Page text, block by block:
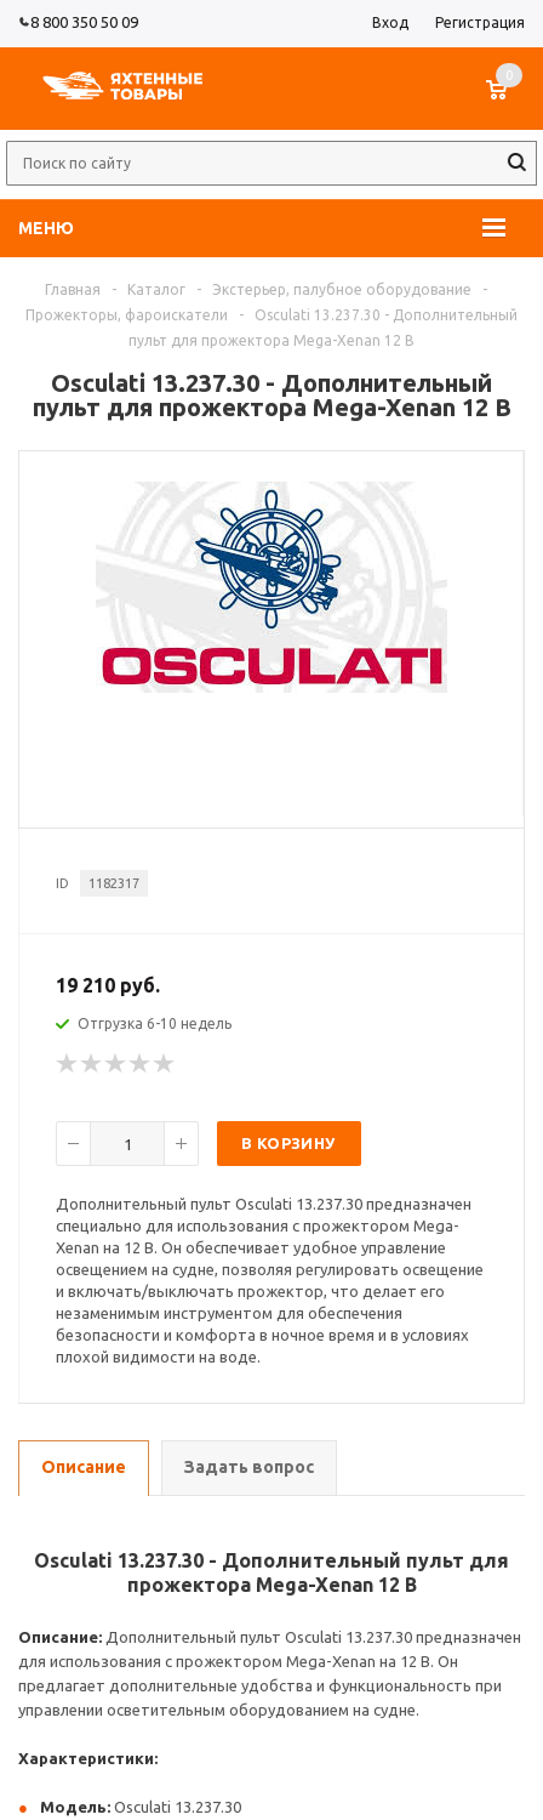
8 800 350 50 09 Вход Регистрация
МЕНЮ
0
Главная - Каталог - Экстерьер, палубное оборудование
-
Прожекторы, фароискатели
-
Osculati 13.237.30 - Дополнительный
пульт для прожектора Mega-Xenan 12 В
Osculati 13.237.30 - Дополнительный
пульт для прожектора Mega-Xenan 12 В
ID 1182317
19 210 руб.
Отгрузка 6-10 недель
В КОРЗИНУ
Дополнительный пульт Osculati 13.237.30 предназначен
специально для использования с прожектором Mega-
Xenan на 12 В. Он обеспечивает удобное управление
освещением на судне, позволяя регулировать освещение
и включать/выключать прожектор, что делает его
незаменимым инструментом для обеспечения
безопасности и комфорта в ночное время и в условиях
плохой видимости на воде.
Описание Задать вопрос
Osculati 13.237.30 - Дополнительный пульт для
прожектора Mega-Xenan 12 В
Описание: Дополнительный пульт Osculati 13.237.30 предназначен
для использования с прожектором Mega-Xenan на 12 В. Он
предлагает дополнительные удобства и функциональность при
управлении осветительным оборудованием на судне.
Характеристики:
Модель: Osculati 13.237.30